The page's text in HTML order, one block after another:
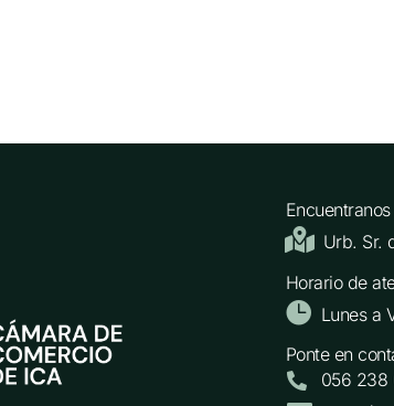
 Urb. Sr.
Horario de
 Lunes a
Ponte en
 056 238